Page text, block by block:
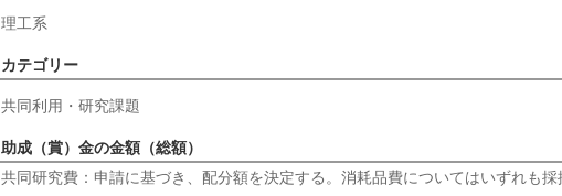
理工系
カテゴリー
共同利用・研究課題
助成（賞）金の金額（総額）
共同研究費：申請に基づき、配分額を決定する。消耗品費についてはいずれも採